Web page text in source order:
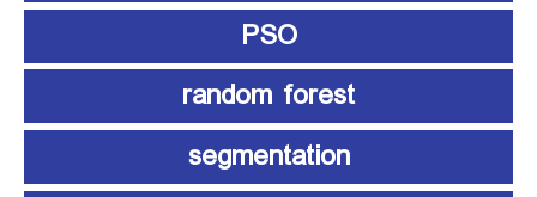
PSO
random forest
segmentation